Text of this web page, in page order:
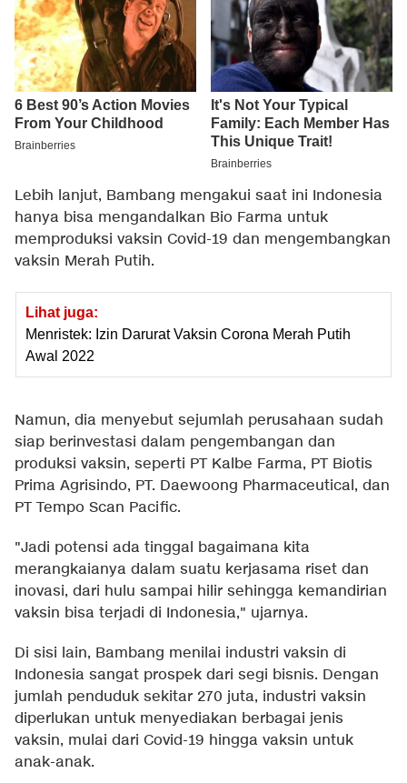
Lebih lanjut, Bambang mengakui saat ini Indonesia
hanya bisa mengandalkan Bio Farma untuk
memproduksi vaksin Covid-19 dan mengembangkan
vaksin Merah Putih.
Lihat juga:
Menristek: Izin Darurat Vaksin Corona Merah Putih
Awal 2022
Namun, dia menyebut sejumlah perusahaan sudah
siap berinvestasi dalam pengembangan dan
produksi vaksin, seperti PT Kalbe Farma, PT Biotis
Prima Agrisindo, PT. Daewoong Pharmaceutical, dan
PT Tempo Scan Pacific.
"Jadi potensi ada tinggal bagaimana kita
merangkaianya dalam suatu kerjasama riset dan
inovasi, dari hulu sampai hilir sehingga kemandirian
vaksin bisa terjadi di Indonesia," ujarnya.
Di sisi lain, Bambang menilai industri vaksin di
Indonesia sangat prospek dari segi bisnis. Dengan
jumlah penduduk sekitar 270 juta, industri vaksin
diperlukan untuk menyediakan berbagai jenis
vaksin, mulai dari Covid-19 hingga vaksin untuk
anak-anak.